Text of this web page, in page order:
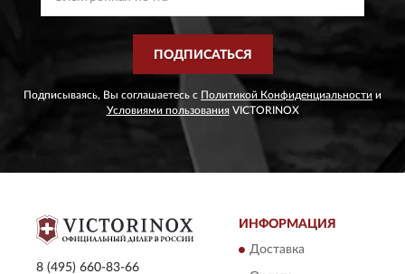
ПОДПИСАТЬСЯ
Подписываясь, Вы соглашаетесь с Политикой Конфиденциальности и
Условиями пользованияVICTORINOX
8 (495) 660-83-66
ИНФОРМАЦИЯ
Доставка